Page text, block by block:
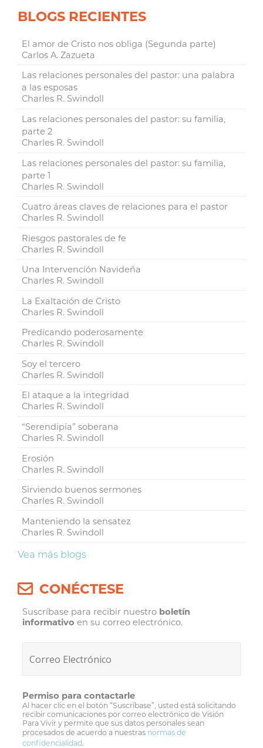
BLOGS RECIENTES
El amor de Cristo nos obliga (Segunda parte)
Carlos A. Zazueta
Las relaciones personales del pastor: una palabra
a las esposas
Charles R. Swindoll
Las relaciones personales del pastor: su familia,
parte 2
Charles R. Swindoll
Las relaciones personales del pastor: su familia,
parte 1
Charles R. Swindoll
Cuatro áreas claves de relaciones para el pastor
Charles R. Swindoll
Riesgos pastorales de fe
Charles R. Swindoll
Una Intervención Navideña
Charles R. Swindoll
La Exaltación de Cristo
Charles R. Swindoll
Predicando poderosamente
Charles R. Swindoll
Soy el tercero
Charles R. Swindoll
El ataque a la integridad
Charles R. Swindoll
“Serendipia” soberana
Charles R. Swindoll
Erosión
Charles R. Swindoll
Sirviendo buenos sermones
Charles R. Swindoll
Manteniendo la sensatez
Charles R. Swindoll
Vea más blogs
CONÉCTESE
Suscríbase para recibir nuestro boletín
informativo en su correo electrónico.
Permiso para contactarle
Al hacer clic en el botón “Suscríbase”, usted está solicitando
recibir comunicaciones por correo electrónico de Visión
Para Vivir y permite que sus datos personales sean
procesados de acuerdo a nuestras normas de
confidencialidad.